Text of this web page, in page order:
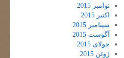
نوامبر 2015
اکتبر 2015
سپتامبر 2015
آگوست 2015
جولای 2015
ژوئن 2015